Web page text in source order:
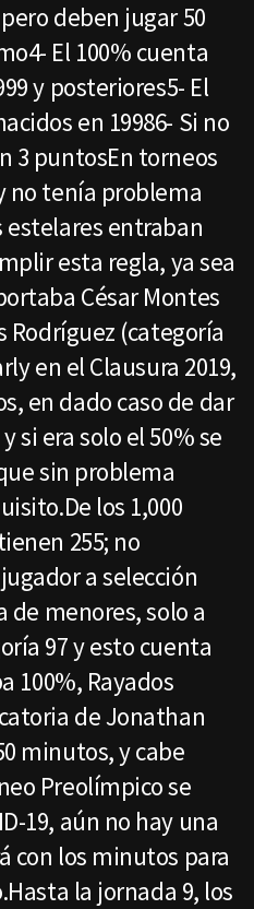
deben jugar 50
El 100% cuenta
y posteriores5- El
en 19986- Si no
3 puntosEn torneos
no tenía problema
estelares entraban
esta regla, ya sea
César Montes
Rodríguez (categoría
en el Clausura 2019,
en dado caso de dar
si era solo el 50% se
sin problema
los 1,000
255; no
a selección
de menores, solo a
97 y esto cuenta
100%, Rayados
de Jonathan
minutos, y cabe
Preolímpico se
19, aún no hay una
con los minutos para
la jornada 9, los